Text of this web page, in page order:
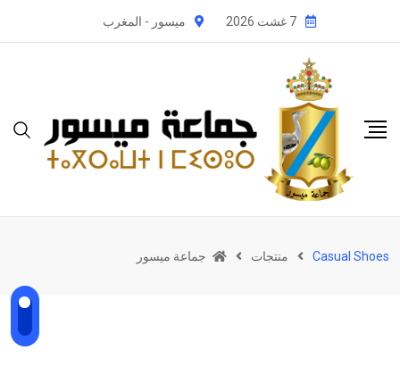
7 غشت 2026 ميسور - المغرب
Casual Shoes منتجات جماعة ميسور